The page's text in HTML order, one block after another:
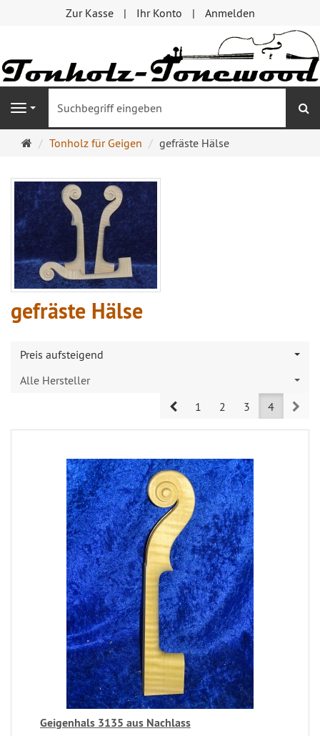
Zur Kasse Ihr Konto Anmelden
Navigation
Startseite
Tonholz für Geigen gefräste Hälse
gefräste Hälse
Preis aufsteigend
Alle Hersteller
Prev1 2 3 4
Geigenhals 3135 aus Nachlass